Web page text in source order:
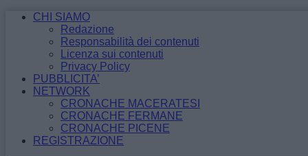
CHI SIAMO
Redazione
Responsabilità dei contenuti
Licenza sui contenuti
Privacy Policy
PUBBLICITA’
NETWORK
CRONACHE MACERATESI
CRONACHE FERMANE
CRONACHE PICENE
REGISTRAZIONE